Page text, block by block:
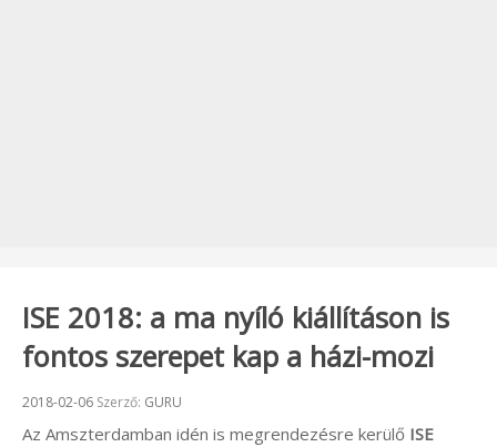
ISE 2018: a ma nyíló kiállításon is
fontos szerepet kap a házi-mozi
Beküldve:
2018-02-06 Szerző: GURU
Az Amszterdamban idén is megrendezésre kerülő ISE